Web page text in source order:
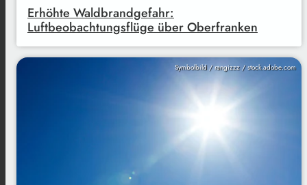
Erhöhte Waldbrandgefahr:
Luftbeobachtungsflüge über Oberfranken
Symbolbild / rangizzz / stock.adobe.com